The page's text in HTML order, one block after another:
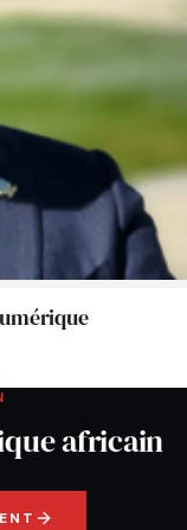
africain